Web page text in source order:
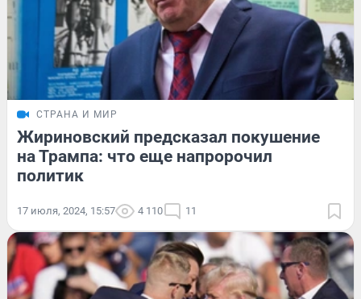
СТРАНА И МИР
Жириновский предсказал покушение
на Трампа: что еще напророчил
политик
17 июля, 2024, 15:57 4 110 11